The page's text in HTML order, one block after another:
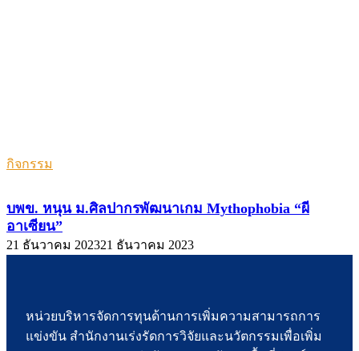
กิจกรรม
บพข. หนุน ม.ศิลปากรพัฒนาเกม Mythophobia “ผี
อาเซียน”
21 ธันวาคม 202321 ธันวาคม 2023
หน่วยบริหารจัดการทุนด้านการเพิ่มความสามารถการ
แข่งขัน สำนักงานเร่งรัดการวิจัยและนวัตกรรมเพื่อเพิ่ม